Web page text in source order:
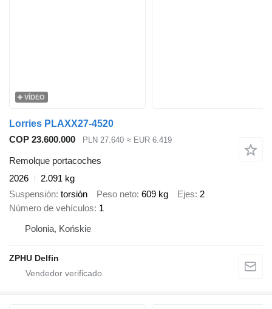
VÍDEO
Lorries PLAXX27-4520
COP 23.600.000
PLN 27.640 ≈ EUR 6.419
Remolque portacoches
2026
2.091 kg
Suspensión torsión Peso neto 609 kg Ejes 2
Número de vehículos 1
Polonia, Końskie
ZPHU Delfin